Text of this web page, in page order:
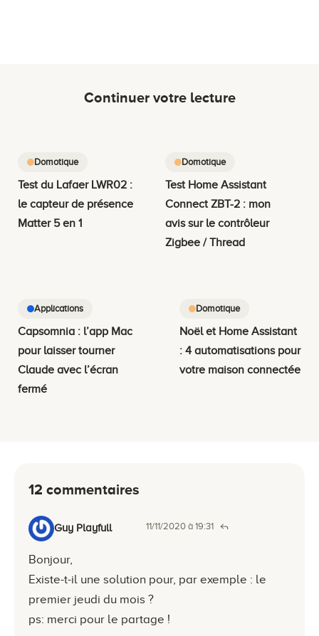
Continuer votre lecture
Domotique
Test du Lafaer LWR02 :
le capteur de présence
Matter 5 en 1
Domotique
Test Home Assistant
Connect ZBT-2 : mon
avis sur le contrôleur
Zigbee / Thread
Applications
Capsomnia : l’app Mac
pour laisser tourner
Claude avec l’écran
fermé
Domotique
Noël et Home Assistant
: 4 automatisations pour
votre maison connectée
12 commentaires
Guy Playfull 11/11/2020 à 19:31
Bonjour,
Existe-t-il une solution pour, par exemple : le
premier jeudi du mois ?
ps: merci pour le partage !